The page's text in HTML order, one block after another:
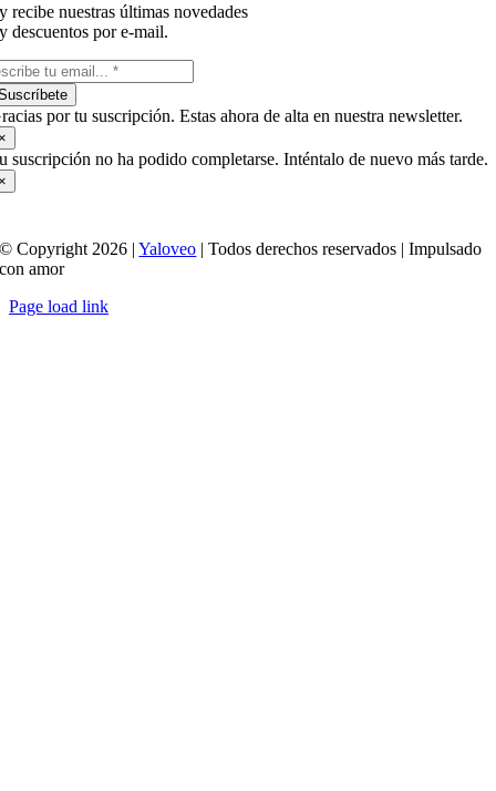
y recibe nuestras últimas novedades
y descuentos por e-mail.
por tu suscripción. Estas ahora de alta en nuestra newsletter.
suscripción no ha podido completarse. Inténtalo de nuevo más tarde.
© Copyright 2026 |Yaloveo | Todos derechos reservados | Impulsado
con amor
Page load link